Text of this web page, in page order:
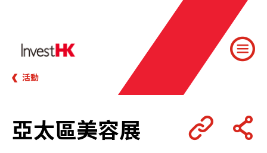
活動
亞太區美容展